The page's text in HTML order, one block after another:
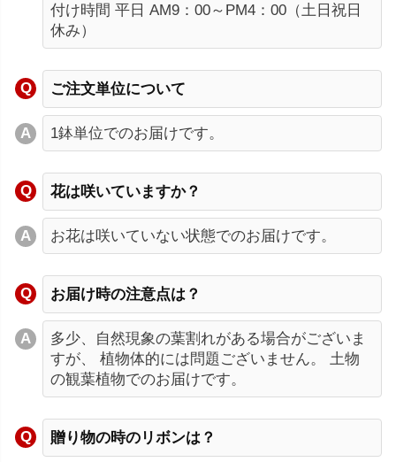
付け時間 平日 AM9：00～PM4：00（土日祝日
休み）
ご注文単位について
1鉢単位でのお届けです。
花は咲いていますか？
お花は咲いていない状態でのお届けです。
お届け時の注意点は？
多少、自然現象の葉割れがある場合がございま
すが、 植物体的には問題ございません。 土物
の観葉植物でのお届けです。
贈り物の時のリボンは？